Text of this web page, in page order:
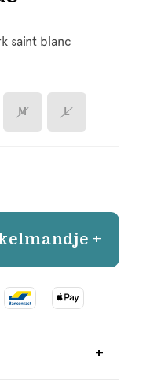
saint blanc
M L
+